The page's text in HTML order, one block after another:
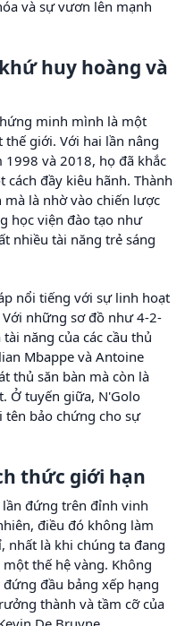
và sự vươn lên mạnh
huy hoàng và
minh mình là một
giới. Với hai lần nâng
1998 và 2018, họ đã khắc
đầy kiêu hãnh. Thành
là nhờ vào chiến lược
học viện đào tạo như
nhiều tài năng trẻ sáng
nổi tiếng với sự linh hoạt
những sơ đồ như 4-2-
năng của các cầu thủ
Mbappe và Antoine
thủ săn bàn mà còn là
Ở tuyến giữa, N'Golo
tên bảo chứng cho sự
thức giới hạn
đứng trên đỉnh vinh
điều đó không làm
nhất là khi chúng ta đang
thế hệ vàng. Không
đầu bảng xếp hạng
thành và tầm cỡ của